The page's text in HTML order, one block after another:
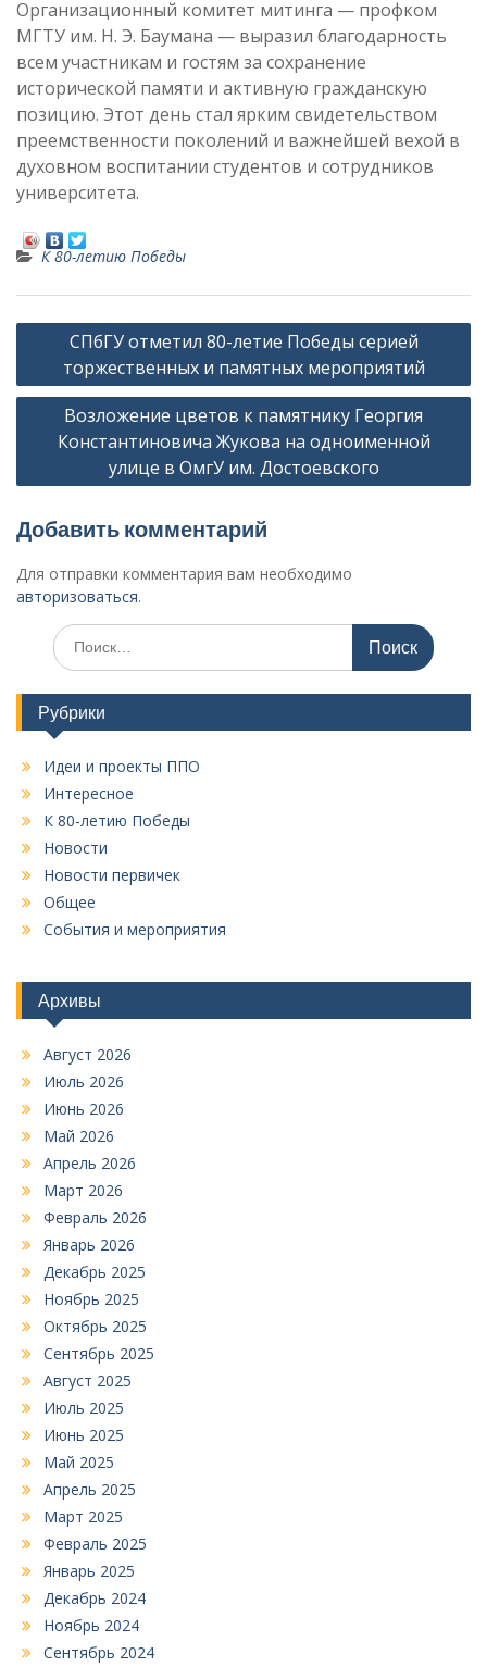
Организационный комитет митинга — профком
МГТУ им. Н. Э. Баумана — выразил благодарность
всем участникам и гостям за сохранение
исторической памяти и активную гражданскую
позицию. Этот день стал ярким свидетельством
преемственности поколений и важнейшей вехой в
духовном воспитании студентов и сотрудников
университета.
К 80-летию Победы
Н
в
а
ц
я
и
с
я
м
СПбГУ отметил 80-летие Победы серией
торжественных и памятных мероприятий
Возложение цветов к памятнику Георгия
Константиновича Жукова на одноименной
улице в ОмгУ им. Достоевского
Добавить комментарий
Для отправки комментария вам необходимо
авторизоваться.
И
с
а
т
:
Рубрики
Идеи и проекты ППО
Интересное
К 80-летию Победы
Новости
Новости первичек
Общее
События и мероприятия
Архивы
Август 2026
Июль 2026
Июнь 2026
Май 2026
Апрель 2026
Март 2026
Февраль 2026
Январь 2026
Декабрь 2025
Ноябрь 2025
Октябрь 2025
Сентябрь 2025
Август 2025
Июль 2025
Июнь 2025
Май 2025
Апрель 2025
Март 2025
Февраль 2025
Январь 2025
Декабрь 2024
Ноябрь 2024
Сентябрь 2024